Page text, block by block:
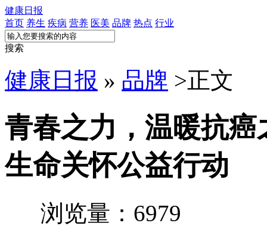
健康日报
首页 养生 疾病 营养 医美 品牌 热点 行业
搜索
健康日报 » 品牌 >正文
青春之力，温暖抗
生命关怀公益行动
浏览量：6979